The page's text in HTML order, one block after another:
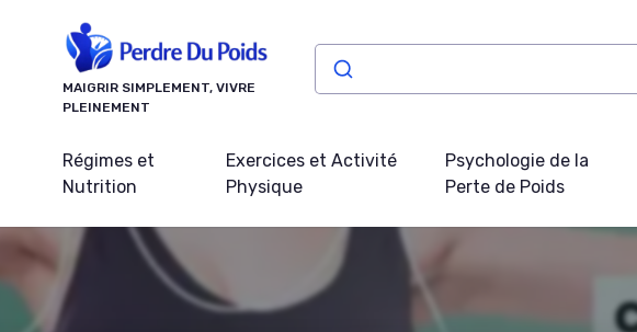
MAIGRIR SIMPLEMENT, VIVRE
PLEINEMENT
Régimes et
Nutrition
Exercices et Activité
Physique
Psychologie de la
Perte de Poids